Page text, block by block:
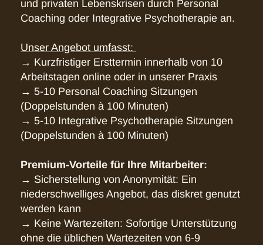
und privaten Lebenskrisen durch Personal
Coaching oder Integrative Psychotherapie an.
Unser Angebot umfasst:
→ Kurzfristiger Ersttermin innerhalb von 10
Arbeitstagen online oder in unserer Praxis
→ 5-10 Personal Coaching Sitzungen
(Doppelstunden à 100 Minuten)
→ 5-10 Integrative Psychotherapie Sitzungen
(Doppelstunden à 100 Minuten)
Premium-Vorteile für Ihre Mitarbeiter:
→ Sicherstellung von Anonymität: Ein
niederschwelliges Angebot, das diskret genutzt
werden kann
→ Keine Wartezeiten: Sofortige Unterstützung
ohne die üblichen Wartezeiten von 6-9